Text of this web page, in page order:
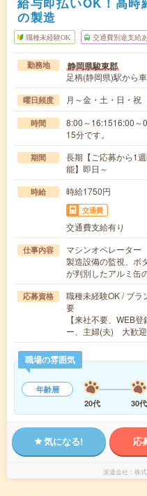
の製造
職種未経験OK 交通費別途支給
勤務地 静岡県駿東郡
足柄(静岡県)駅から
曜日頻度 月～金・土・日・
時間
8:00～16:1516:00～
15分です。
期間
長期【ご応募から1
能】即日～
時給 時給1750円
交通費
交通費支給有り
仕事内容
マシンオペレーター
製造設備の監視、ボ
が判別したアルミ缶
応募資格
職種未経験OK / ブラ
要
【来社不要、WEB
ー、主婦(夫) 大歓
職場の雰囲気
年齢層
20代
30代
気になる! 応
派遣会社 株